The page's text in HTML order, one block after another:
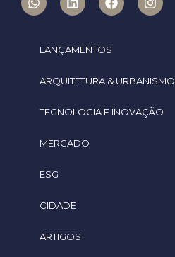
LANÇAMENTOS
ARQUITETURA & URBANISMO
TECNOLOGIA E INOVAÇÃO
MERCADO
ESG
CIDADE
ARTIGOS